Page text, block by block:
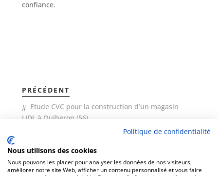
confiance.
PRÉCÉDENT
Etude CVC pour la construction d’un magasin
LIDL à Quiberon (56)
Les missions du Pôle environnemental RVI
Politique de confidentialité
Nous utilisons des cookies
Nous pouvons les placer pour analyser les données de nos visiteurs,
améliorer notre site Web, afficher un contenu personnalisé et vous faire